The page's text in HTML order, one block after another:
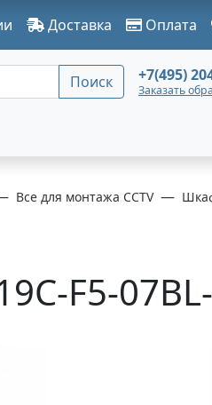
Доставка Оплата
Поиск +7(495)
Заказать
Все для монтажа CCTV
F5-